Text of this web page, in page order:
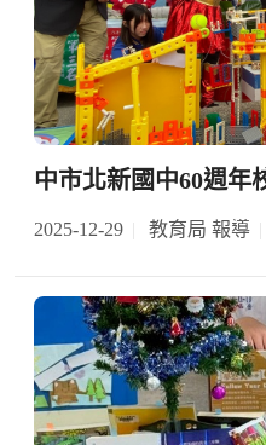
中市北新國中60週年
2025-12-29 教育局 報導